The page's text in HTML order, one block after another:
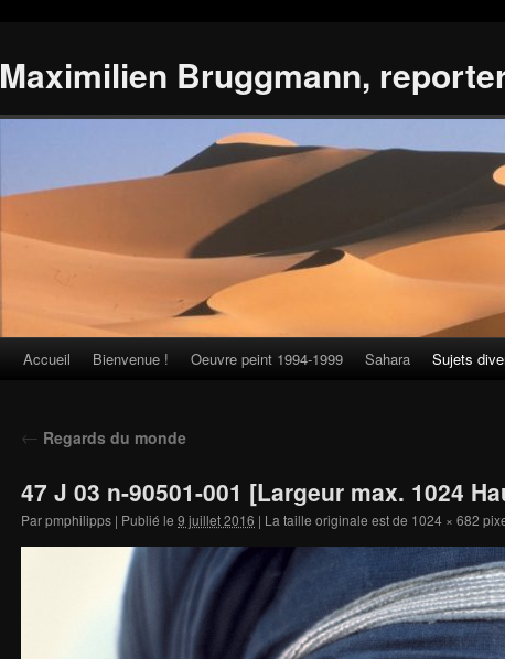
Maximilien Bruggmann,
Skip
content
Accueil Bienvenue ! Oeuvre peint 1994-1999 Sahara Sujets
← Regards du monde
47 J 03 n-90501-001 [Largeur max. 1024
Parpmphilipps | Publié le 9 juillet 2016 | La taille originale est de 1024 × 682